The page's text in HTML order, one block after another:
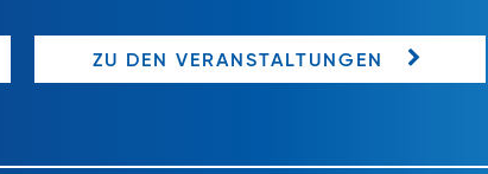
ZU DEN VERANSTALTUNGEN